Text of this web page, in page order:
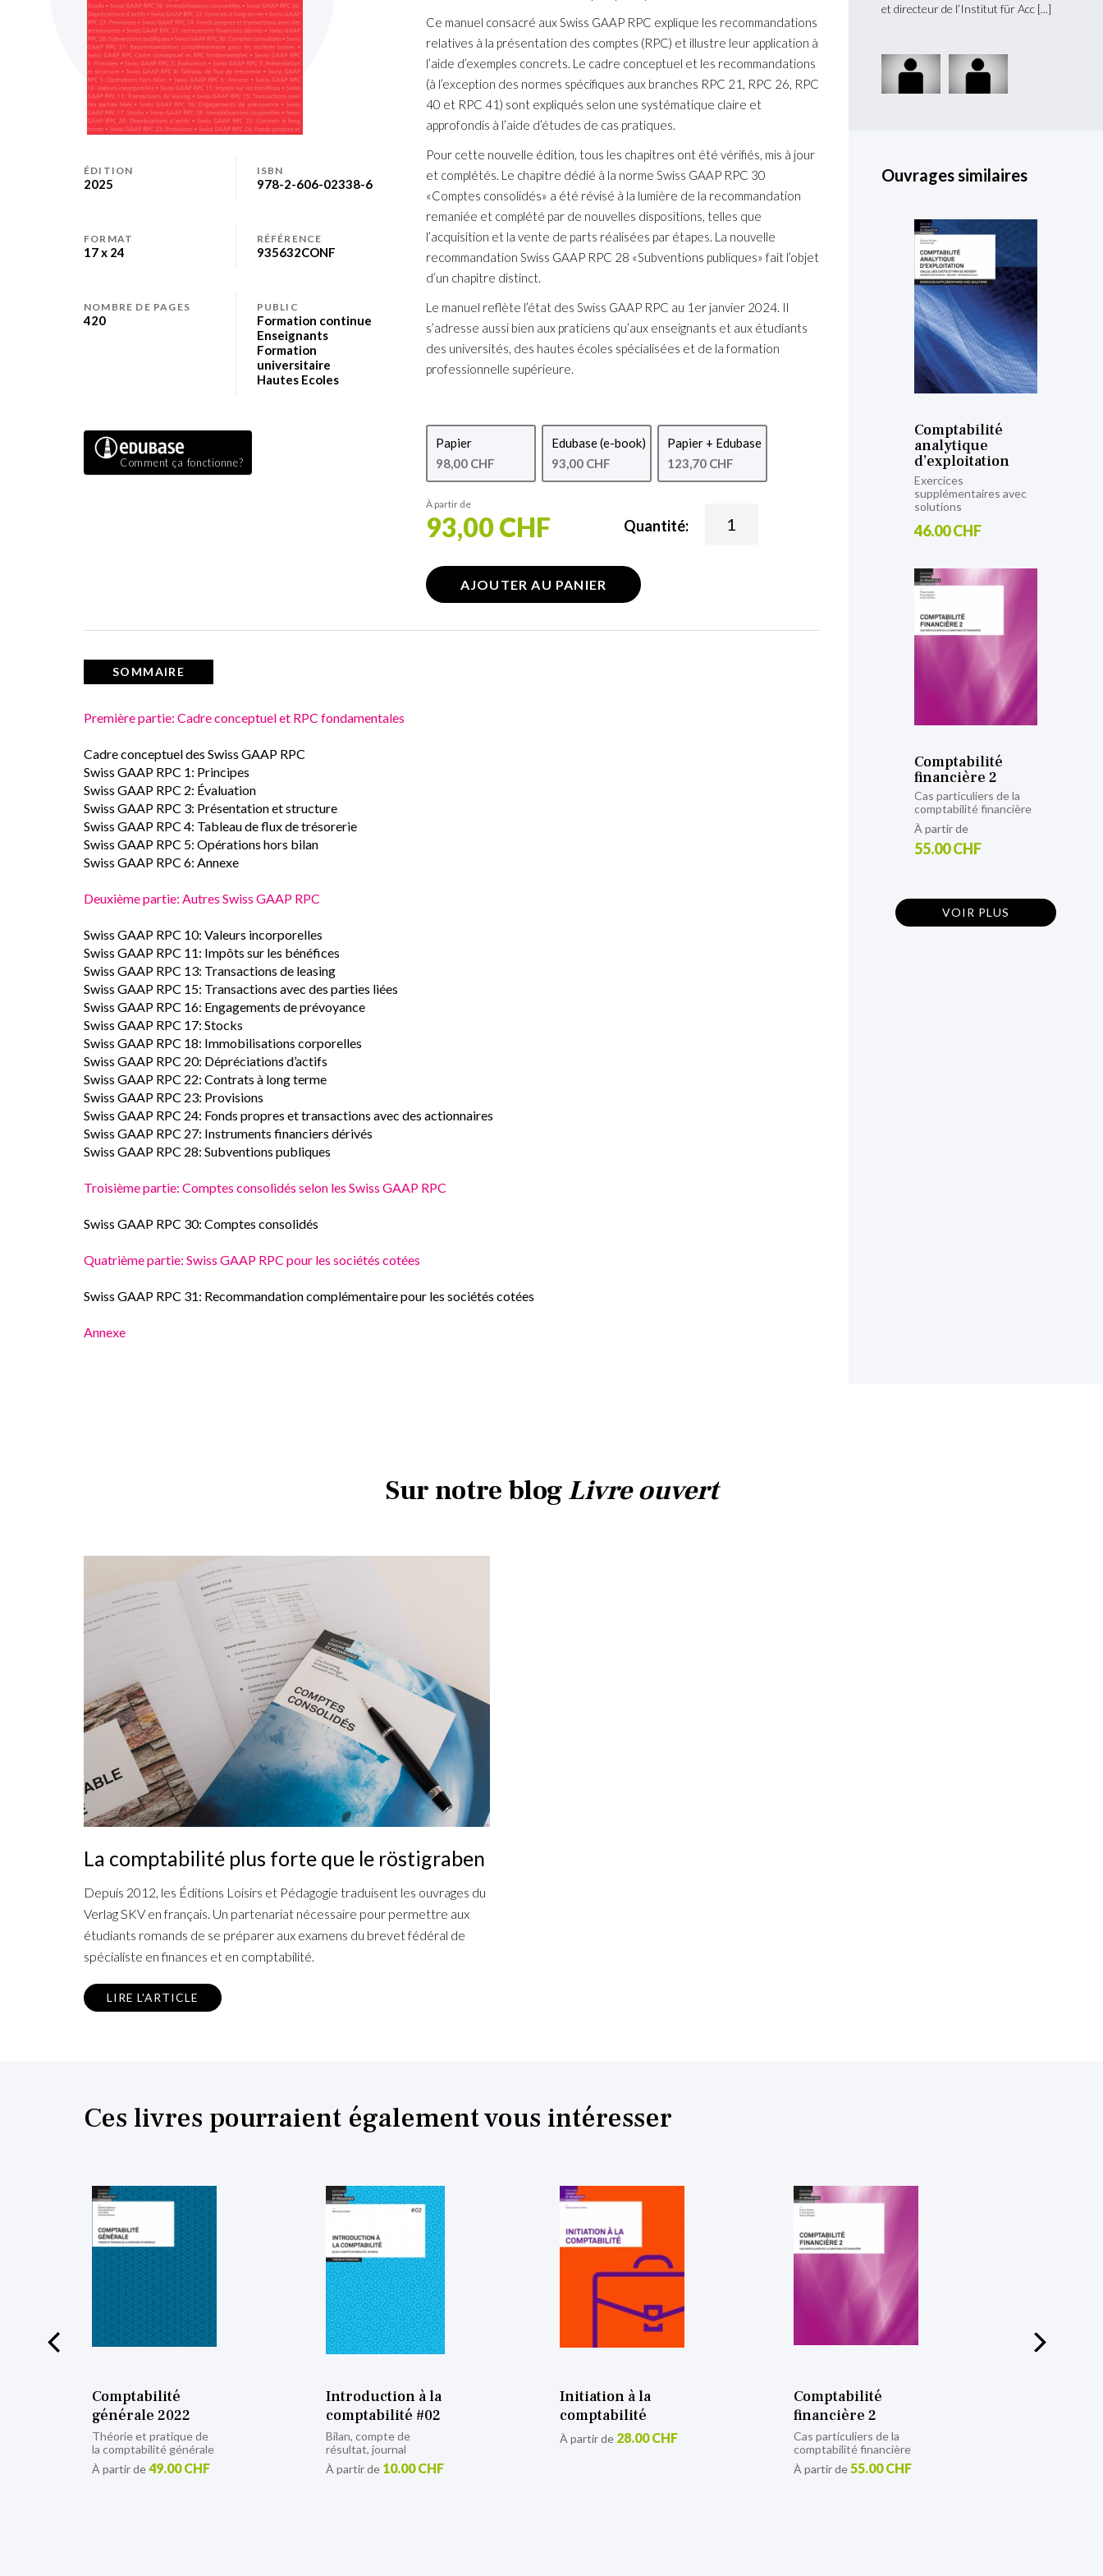
Ce manuel consacré aux Swiss GAAP RPC explique les recommandations
relatives à la présentation des comptes (RPC) et illustre leur application à
l’aide d’exemples concrets. Le cadre conceptuel et les recommandations
(à l’exception des normes spécifiques aux branches RPC 21, RPC 26, RPC
40 et RPC 41) sont expliqués selon une systématique claire et
approfondis à l’aide d’études de cas pratiques.
Pour cette nouvelle édition, tous les chapitres ont été vérifiés, mis à jour
et complétés. Le chapitre dédié à la norme Swiss GAAP RPC 30
«Comptes consolidés» a été révisé à la lumière de la recommandation
remaniée et complété par de nouvelles dispositions, telles que
l’acquisition et la vente de parts réalisées par étapes. La nouvelle
recommandation Swiss GAAP RPC 28 «Subventions publiques» fait l’objet
d’un chapitre distinct.
Le manuel reflète l’état des Swiss GAAP RPC au 1er janvier 2024. Il
s’adresse aussi bien aux praticiens qu’aux enseignants et aux étudiants
des universités, des hautes écoles spécialisées et de la formation
professionnelle supérieure.
Papier
98,00 CHF
Edubase (e-book)
93,00 CHF
Papier + Edubase
123,70 CHF
Quantité:
À partir de
93,00 CHF
AJOUTER AU PANIER
to
the
the
images
ÉDITION
2025
ISBN
978-2-606-02338-6
FORMAT
17 x 24
RÉFÉRENCE
935632CONF
NOMBRE DE PAGES
420
PUBLIC
Formation continue
Enseignants
Formation
universitaire
Hautes Ecoles
Comment ça fonctionne?
SOMMAIRE
Première partie: Cadre conceptuel et RPC fondamentales
Cadre conceptuel des Swiss GAAP RPC
Swiss GAAP RPC 1: Principes
Swiss GAAP RPC 2: Évaluation
Swiss GAAP RPC 3: Présentation et structure
Swiss GAAP RPC 4: Tableau de flux de trésorerie
Swiss GAAP RPC 5: Opérations hors bilan
Swiss GAAP RPC 6: Annexe
Deuxième partie: Autres Swiss GAAP RPC
Swiss GAAP RPC 10: Valeurs incorporelles
Swiss GAAP RPC 11: Impôts sur les bénéfices
Swiss GAAP RPC 13: Transactions de leasing
Swiss GAAP RPC 15: Transactions avec des parties liées
Swiss GAAP RPC 16: Engagements de prévoyance
Swiss GAAP RPC 17: Stocks
Swiss GAAP RPC 18: Immobilisations corporelles
Swiss GAAP RPC 20: Dépréciations d’actifs
Swiss GAAP RPC 22: Contrats à long terme
Swiss GAAP RPC 23: Provisions
Swiss GAAP RPC 24: Fonds propres et transactions avec des actionnaires
Swiss GAAP RPC 27: Instruments financiers dérivés
Swiss GAAP RPC 28: Subventions publiques
Troisième partie: Comptes consolidés selon les Swiss GAAP RPC
Swiss GAAP RPC 30: Comptes consolidés
Quatrième partie: Swiss GAAP RPC pour les sociétés cotées
Swiss GAAP RPC 31: Recommandation complémentaire pour les sociétés cotées
Annexe
associé d’
et directeur de l’Institut für Acc
Ouvrages similaires
Comptabilité
analytique
d’exploitation
Exercices
supplémentaires avec
solutions
46.00 CHF
Comptabilité
financière 2
Cas particuliers de la
comptabilité financière
À partir de
55.00 CHF
VOIR PLUS
Sur notre blogLivre ouvert
La comptabilité plus forte que le röstigraben
Depuis 2012, les Éditions Loisirs et Pédagogie traduisent les ouvrages du
Verlag SKV en français. Un partenariat nécessaire pour permettre aux
étudiants romands de se préparer aux examens du brevet fédéral de
spécialiste en finances et en comptabilité.
LIRE L'ARTICLE
Ces livres pourraient également vous intéresser
Introduction à la
comptabilité #02
Bilan, compte de
résultat, journal
À partir de10.00 CHF
Initiation à la
comptabilité
À partir de 28.00 CHF
Comptabilité
financière 2
Cas particuliers de la
comptabilité financière
Comptabilité
analytique
d’exploitation
Exercices
supplémentaires avec